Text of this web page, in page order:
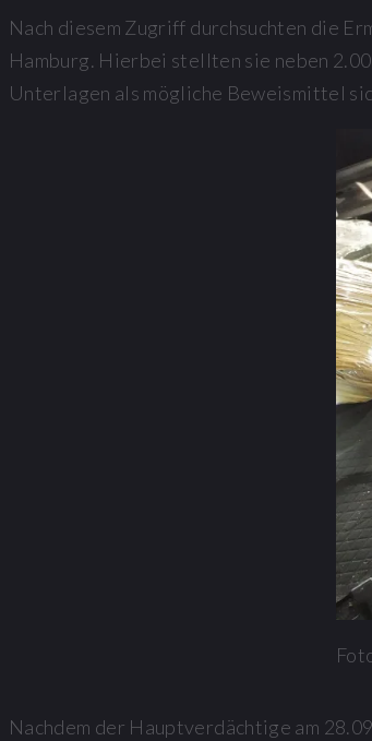
Nach diesem Zugriff durchsuchten die
Hamburg. Hierbei stellten sie neben
Unterlagen als mögliche Beweismittel
Nachdem der Hauptverdächtige am